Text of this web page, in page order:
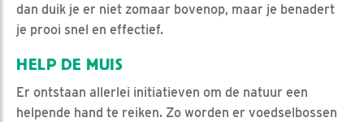
dan duik je er niet zomaar bovenop, maar je benadert
je prooi snel en effectief.
HELP DE MUIS
Er ontstaan allerlei initiatieven om de natuur een
helpende hand te reiken. Zo worden er voedselbossen